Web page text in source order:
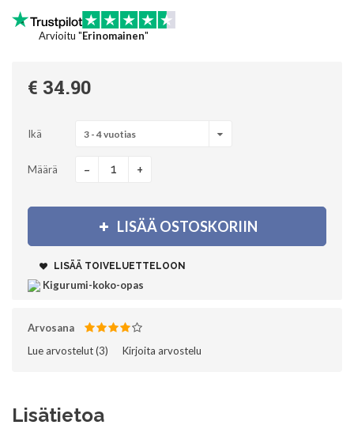
Arvioitu "Erinomainen"
€ 34.90
Ikä 3 - 4 vuotias
Määrä - +
LISÄÄ OSTOSKORIIN
LISÄÄ TOIVELUETTELOON
Kigurumi-koko-opas
Arvosana
Lue arvostelut (3)‎ Kirjoita arvostelu
Lisätietoa